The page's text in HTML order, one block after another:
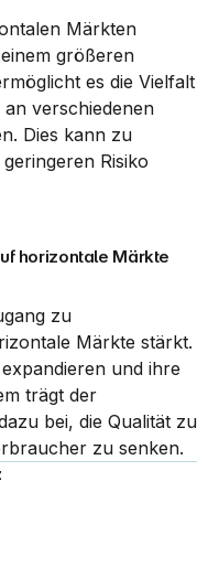
Märkten
größeren
es die Vielfalt
verschiedenen
Dies kann zu
Risiko
horizontale Märkte
zu
Märkte stärkt.
und ihre
trägt der
bei, die Qualität zu
zu senken.